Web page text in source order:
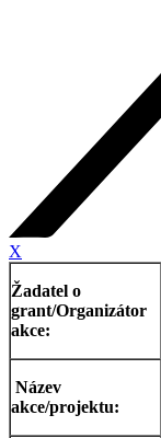
X
Žadatel o
grant/Organizátor
akce:
Název
akce/projektu: